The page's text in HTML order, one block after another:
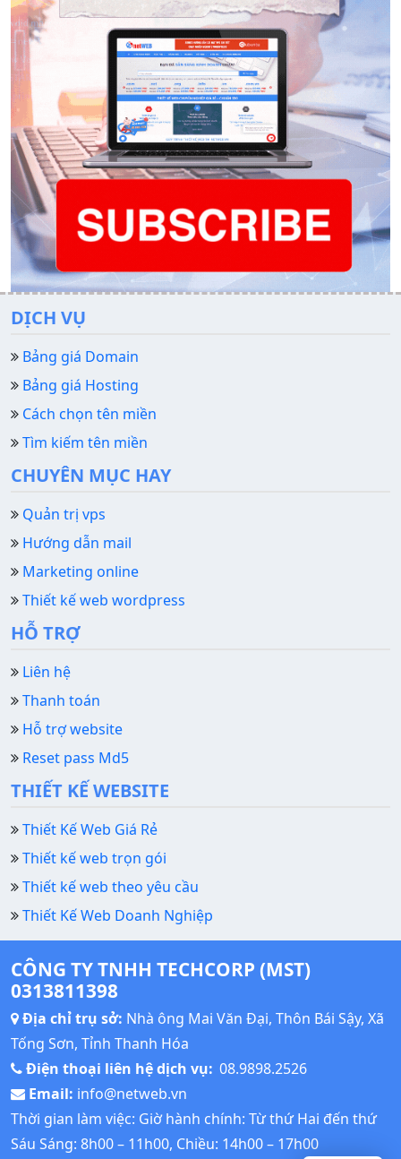
DỊCH VỤ
Bảng giá Domain
Bảng giá Hosting
Cách chọn tên miền
Tìm kiếm tên miền
CHUYÊN MỤC HAY
Quản trị vps
Hướng dẫn mail
Marketing online
Thiết kế web wordpress
HỖ TRỢ
Liên hệ
Thanh toán
Hỗ trợ website
Reset pass Md5
THIẾT KẾ WEBSITE
Thiết Kế Web Giá Rẻ
Thiết kế web trọn gói
Thiết kế web theo yêu cầu
Thiết Kế Web Doanh Nghiệp
CÔNG TY TNHH TECHCORP (MST)
0313811398
Địa chỉ trụ sở: Nhà ông Mai Văn Đại, Thôn Bái Sậy, Xã
Tống Sơn, Tỉnh Thanh Hóa
Điện thoại liên hệ dịch vụ: 08.9898.2526
Email: info@netweb.vn
Thời gian làm việc: Giờ hành chính: Từ thứ Hai đến thứ
Sáu Sáng: 8h00 – 11h00, Chiều: 14h00 – 17h00